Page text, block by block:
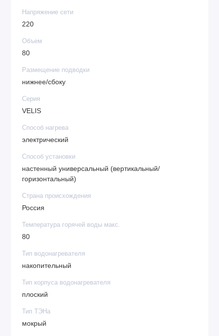
Напряжение сети
220
Объем
80
Размещение подводки
нижнее/сбоку
Серия
VELIS
Способ нагрева
электрический
Способ установки
настенный универсальный (вертикальный/
горизонтальный)
Страна происхождения
Россия
Температура горячей воды макс.
80
Тип водонагревателя
накопительный
Тип корпуса водонагревателя
плоский
Тип ТЭНа
мокрый